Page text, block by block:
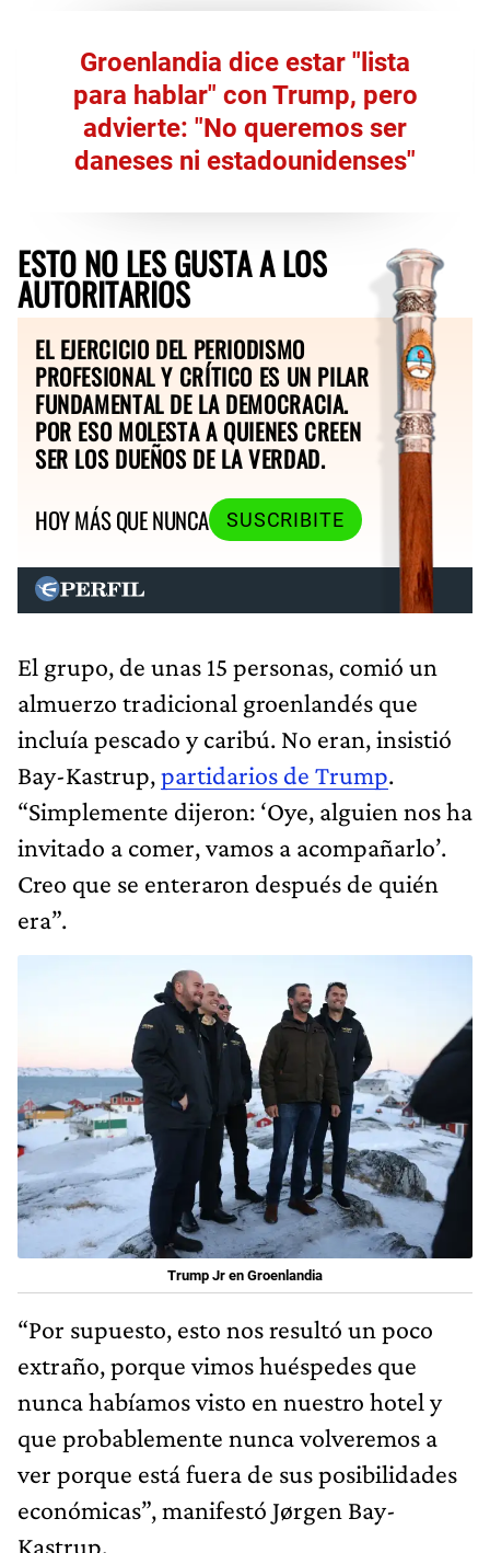
Groenlandia dice estar "lista
para hablar" con Trump, pero
advierte: "No queremos ser
daneses ni estadounidenses"
ESTO NO LES GUSTA A LOS
AUTORITARIOS
EL EJERCICIO DEL PERIODISMO
PROFESIONAL Y CRÍTICO ES UN PILAR
FUNDAMENTAL DE LA DEMOCRACIA.
POR ESO MOLESTA A QUIENES CREEN
SER LOS DUEÑOS DE LA VERDAD.
HOY MÁS QUE NUNCA
SUSCRIBITE
El grupo, de unas 15 personas, comió un
almuerzo tradicional groenlandés que
incluía pescado y caribú. No eran, insistió
Bay-Kastrup,partidarios de Trump.
“Simplemente dijeron: ‘Oye, alguien nos ha
invitado a comer, vamos a acompañarlo’.
Creo que se enteraron después de quién
era”.
Trump Jr en Groenlandia
“Por supuesto, esto nos resultó un poco
extraño, porque vimos huéspedes que
nunca habíamos visto en nuestro hotel y
que probablemente nunca volveremos a
ver porque está fuera de sus posibilidades
económicas”, manifestó Jørgen Bay-
Kastrup.